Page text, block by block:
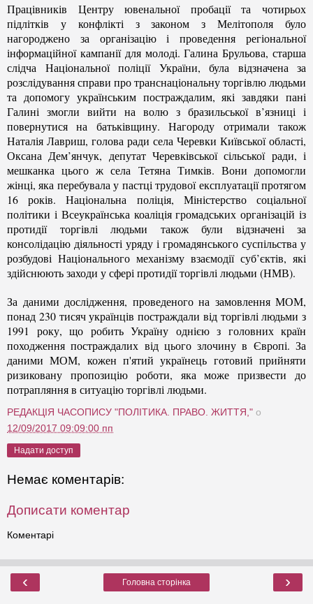
Працівників Центру ювенальної пробації та чотирьох
підлітків у конфлікті з законом з Мелітополя було
нагороджено за організацію і проведення регіональної
інформаційної кампанії для молоді. Галина Брульова, старша
слідча Національної поліції України, була відзначена за
розслідування справи про транснаціональну торгівлю людьми
та допомогу українським постраждалим, які завдяки пані
Галині змогли вийти на волю з бразильської в’язниці і
повернутися на батьківщину. Нагороду отримали також
Наталія Лавриш, голова ради села Черевки Київської області,
Оксана Дем’янчук, депутат Черевківської сільської ради, і
мешканка цього ж села Тетяна Тимків. Вони допомогли
жінці, яка перебувала у пастці трудової експлуатації протягом
16 років. Національна поліція, Міністерство соціальної
політики і Всеукраїнська коаліція громадських організацій із
протидії торгівлі людьми також були відзначені за
консолідацію діяльності уряду і громадянського суспільства у
розбудові Національного механізму взаємодії суб’єктів, які
здійснюють заходи у сфері протидії торгівлі людьми (НМВ).
За даними дослідження, проведеного на замовлення МОМ,
понад 230 тисяч українців постраждали від торгівлі людьми з
1991 року, що робить Україну однією з головних країн
походження постраждалих від цього злочину в Європі. За
даними МОМ, кожен п'ятий українець готовий прийняти
ризиковану пропозицію роботи, яка може призвести до
потрапляння в ситуацію торгівлі людьми.
РЕДАКЦІЯ ЧАСОПИСУ "ПОЛІТИКА. ПРАВО. ЖИТТЯ," о
12/09/2017 09:09:00 пп
Надати доступ
Немає коментарів:
Дописати коментар
Коментарі
‹ ›
Головна сторінка